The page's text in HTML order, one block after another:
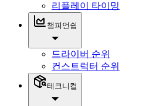
리플레이 타이밍
챔피언쉽
드라이버 순위
컨스트럭터 순위
테크니컬